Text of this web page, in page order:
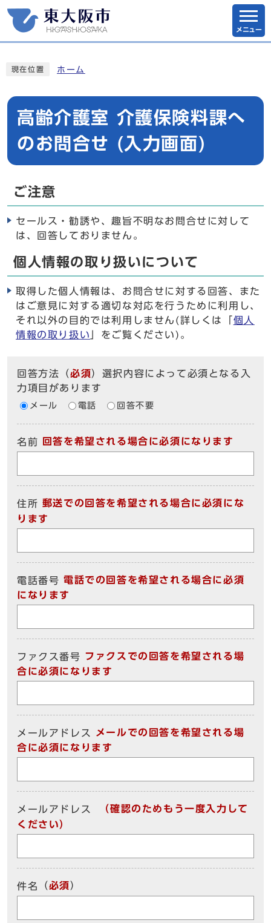
メニュー
現在位置 ホーム
高齢介護室 介護保険料課へ
のお問合せ (入力画面)
ご注意
セールス・勧誘や、趣旨不明なお問合せに対して
は、回答しておりません。
個人情報の取り扱いについて
取得した個人情報は、お問合せに対する回答、また
はご意見に対する適切な対応を行うために利用し、
それ以外の目的では利用しません(詳しくは「 個人
情報の取り扱い
」をご覧ください)。
回答方法 （必須）選択内容によって必須となる入
力項目があります
メール 電話 回答不要
名前 回答を希望される場合に必須になります
住所 郵送での回答を希望される場合に必須にな
ります
電話番号 電話での回答を希望される場合に必須
になります
ファクス番号 ファクスでの回答を希望される場
合に必須になります
メールアドレス
メールでの回答を希望される場
合に必須になります
メールアドレス
（確認のためもう一度入力して
ください）
件名 （必須）